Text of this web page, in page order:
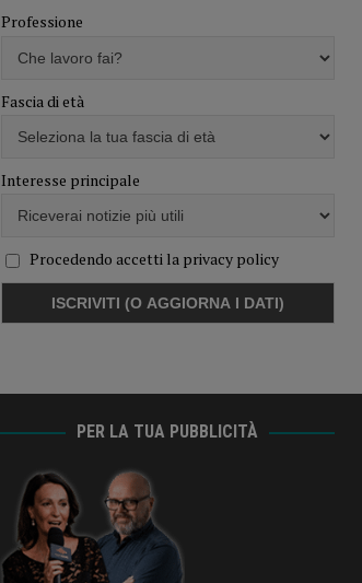
Professione
Fascia di età
Interesse principale
Procedendo accetti la privacy policy
PER LA TUA PUBBLICITÀ